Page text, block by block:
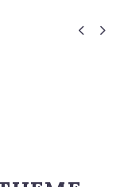
 